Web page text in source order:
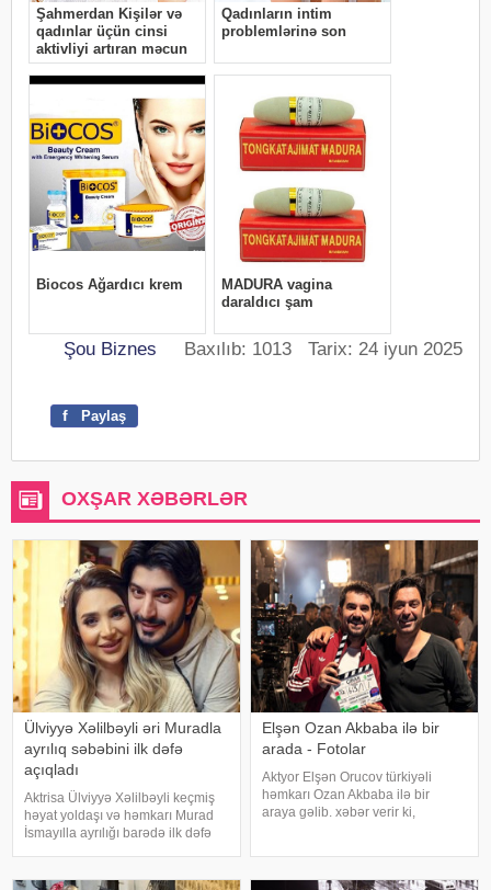
Şou Biznes Baxılıb: 1013 Tarix: 24 iyun 2025
f Paylaş
OXŞAR XƏBƏRLƏR
Ülviyyə Xəlilbəyli əri Muradla
ayrılıq səbəbini ilk dəfə
açıqladı
Aktrisa Ülviyyə Xəlilbəyli keçmiş
həyat yoldaşı və həmkarı Murad
İsmayılla ayrılığı barədə ilk dəfə
"YouTube" kanalında yayımlanan
Elşən Ozan Akbaba ilə bir
arada - Fotolar
Aktyor Elşən Orucov türkiyəli
həmkarı Ozan Akbaba ilə bir
araya gəlib. xəbər verir ki,
Elşən layihənin birinci hissəsində